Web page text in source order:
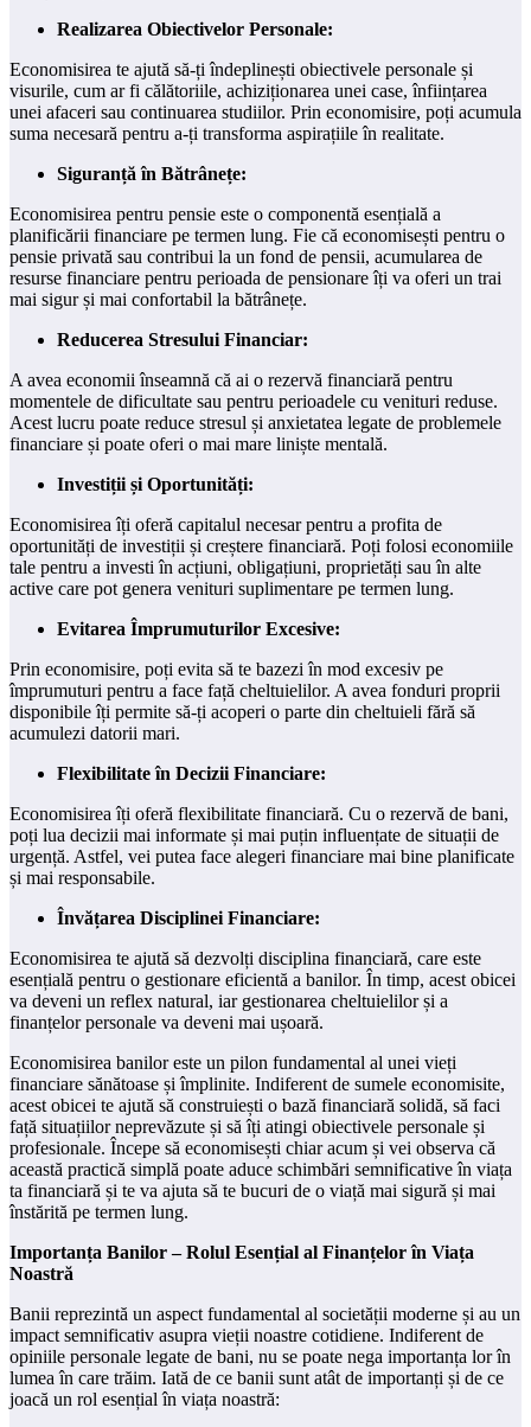
Realizarea Obiectivelor Personale:
Economisirea te ajută să-ți îndeplinești obiectivele personale și
visurile, cum ar fi călătoriile, achiziționarea unei case, înființarea
unei afaceri sau continuarea studiilor. Prin economisire, poți acumula
suma necesară pentru a-ți transforma aspirațiile în realitate.
Siguranță în Bătrânețe:
Economisirea pentru pensie este o componentă esențială a
planificării financiare pe termen lung. Fie că economisești pentru o
pensie privată sau contribui la un fond de pensii, acumularea de
resurse financiare pentru perioada de pensionare îți va oferi un trai
mai sigur și mai confortabil la bătrânețe.
Reducerea Stresului Financiar:
A avea economii înseamnă că ai o rezervă financiară pentru
momentele de dificultate sau pentru perioadele cu venituri reduse.
Acest lucru poate reduce stresul și anxietatea legate de problemele
financiare și poate oferi o mai mare liniște mentală.
Investiții și Oportunități:
Economisirea îți oferă capitalul necesar pentru a profita de
oportunități de investiții și creștere financiară. Poți folosi economiile
tale pentru a investi în acțiuni, obligațiuni, proprietăți sau în alte
active care pot genera venituri suplimentare pe termen lung.
Evitarea Împrumuturilor Excesive:
Prin economisire, poți evita să te bazezi în mod excesiv pe
împrumuturi pentru a face față cheltuielilor. A avea fonduri proprii
disponibile îți permite să-ți acoperi o parte din cheltuieli fără să
acumulezi datorii mari.
Flexibilitate în Decizii Financiare:
Economisirea îți oferă flexibilitate financiară. Cu o rezervă de bani,
poți lua decizii mai informate și mai puțin influențate de situații de
urgență. Astfel, vei putea face alegeri financiare mai bine planificate
și mai responsabile.
Învățarea Disciplinei Financiare:
Economisirea te ajută să dezvolți disciplina financiară, care este
esențială pentru o gestionare eficientă a banilor. În timp, acest obicei
va deveni un reflex natural, iar gestionarea cheltuielilor și a
finanțelor personale va deveni mai ușoară.
Economisirea banilor este un pilon fundamental al unei vieți
financiare sănătoase și împlinite. Indiferent de sumele economisite,
acest obicei te ajută să construiești o bază financiară solidă, să faci
față situațiilor neprevăzute și să îți atingi obiectivele personale și
profesionale. Începe să economisești chiar acum și vei observa că
această practică simplă poate aduce schimbări semnificative în viața
ta financiară și te va ajuta să te bucuri de o viață mai sigură și mai
înstărită pe termen lung.
Importanța Banilor – Rolul Esențial al Finanțelor în Viața
Noastră
Banii reprezintă un aspect fundamental al societății moderne și au un
impact semnificativ asupra vieții noastre cotidiene. Indiferent de
opiniile personale legate de bani, nu se poate nega importanța lor în
lumea în care trăim. Iată de ce banii sunt atât de importanți și de ce
joacă un rol esențial în viața noastră: